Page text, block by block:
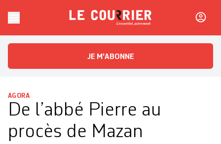
Le CourrierL'essentiel, autrement
JE M'ABONNE
AGORA
De l’abbé Pierre au
procès de Mazan